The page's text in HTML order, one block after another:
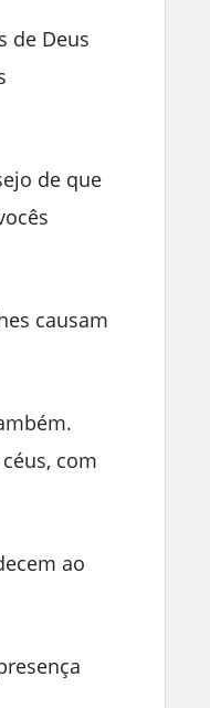
de Deus
de que
causam
com
ao